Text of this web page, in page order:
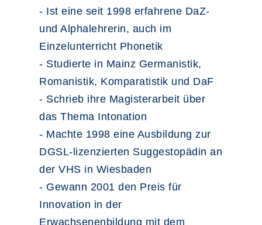
- Ist eine seit 1998 erfahrene DaZ-
und Alphalehrerin, auch im
Einzelunterricht Phonetik
- Studierte in Mainz Germanistik,
Romanistik, Komparatistik und DaF
- Schrieb ihre Magisterarbeit über
das Thema Intonation
- Machte 1998 eine Ausbildung zur
DGSL-lizenzierten Suggestopädin an
der VHS in Wiesbaden
- Gewann 2001 den Preis für
Innovation in der
Erwachsenenbildung mit dem